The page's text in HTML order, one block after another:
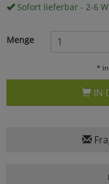
Sofort lieferbar - 2-6
Menge
*
IN